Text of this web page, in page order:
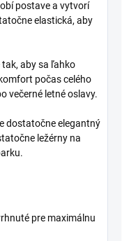
postave a vytvorí
elastická, aby
aby sa ľahko
počas celého
večerné letné oslavy.
dostatočne elegantný
ležérny na
pre maximálnu